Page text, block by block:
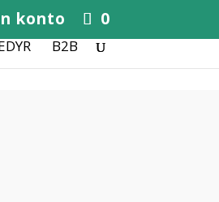
konto 0
B2B